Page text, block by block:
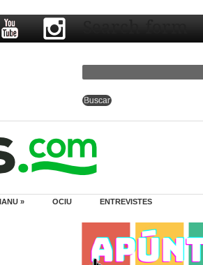
Search form
» OCIU ENTREVISTES